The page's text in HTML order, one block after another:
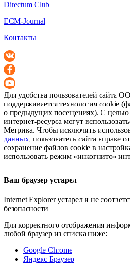
Directum Club
ECM-Journal
Контакты
Для удобства пользователей сайта
поддерживается технология cookie
о предыдущих посещениях). С целью
интернет-ресурса могут
Метрика. Чтобы исключить
данных, пользователь сайта вправе
сохранение файлов cookie в
использовать режим «инкогнито»
Ваш браузер устарел
Internet Explorer устарел и не
безопасности
Для корректного отображения
любой браузер из списка ниже:
Google Chrome
Яндекс Браузер